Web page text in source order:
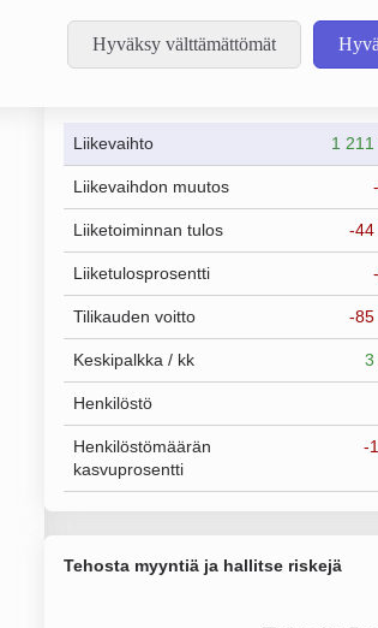
Hyväksy välttämättömät
Taloustiedot
Liikevaihto 1
Liikevaihdon muutos
Liiketoiminnan tulos -44
Liiketulosprosentti
Tilikauden voitto -85
Keskipalkka / kk 3
Henkilöstö
Henkilöstömäärän
kasvuprosentti
-
Tehosta myyntiä ja hallitse riskejä